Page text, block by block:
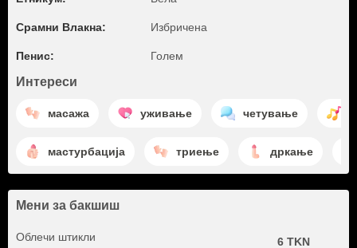
Срамни Влакна: Избричена
Пенис: Голем
Интереси
масажа уживање четување
мастурбација триење дркање
Мени за бакшиш
Облечи штикли 6 TKN